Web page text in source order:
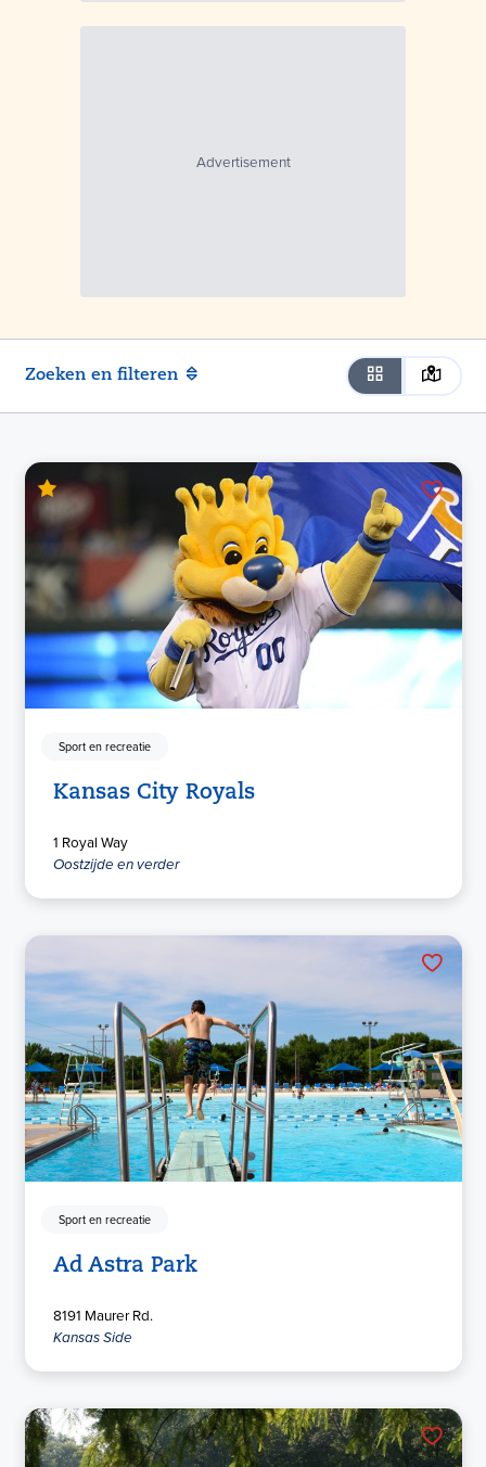
Zoeken en filteren
Sport en recreatie
Kansas City Royals
1 Royal Way
Oostzijde en verder
Sport en recreatie
Ad Astra Park
8191 Maurer Rd.
Kansas Side